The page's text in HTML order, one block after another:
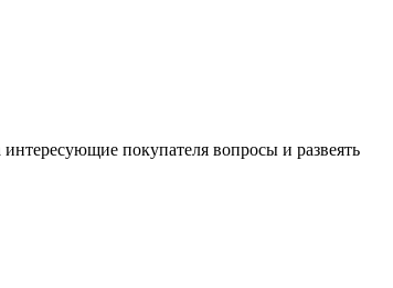
покупателя вопросы и развеять